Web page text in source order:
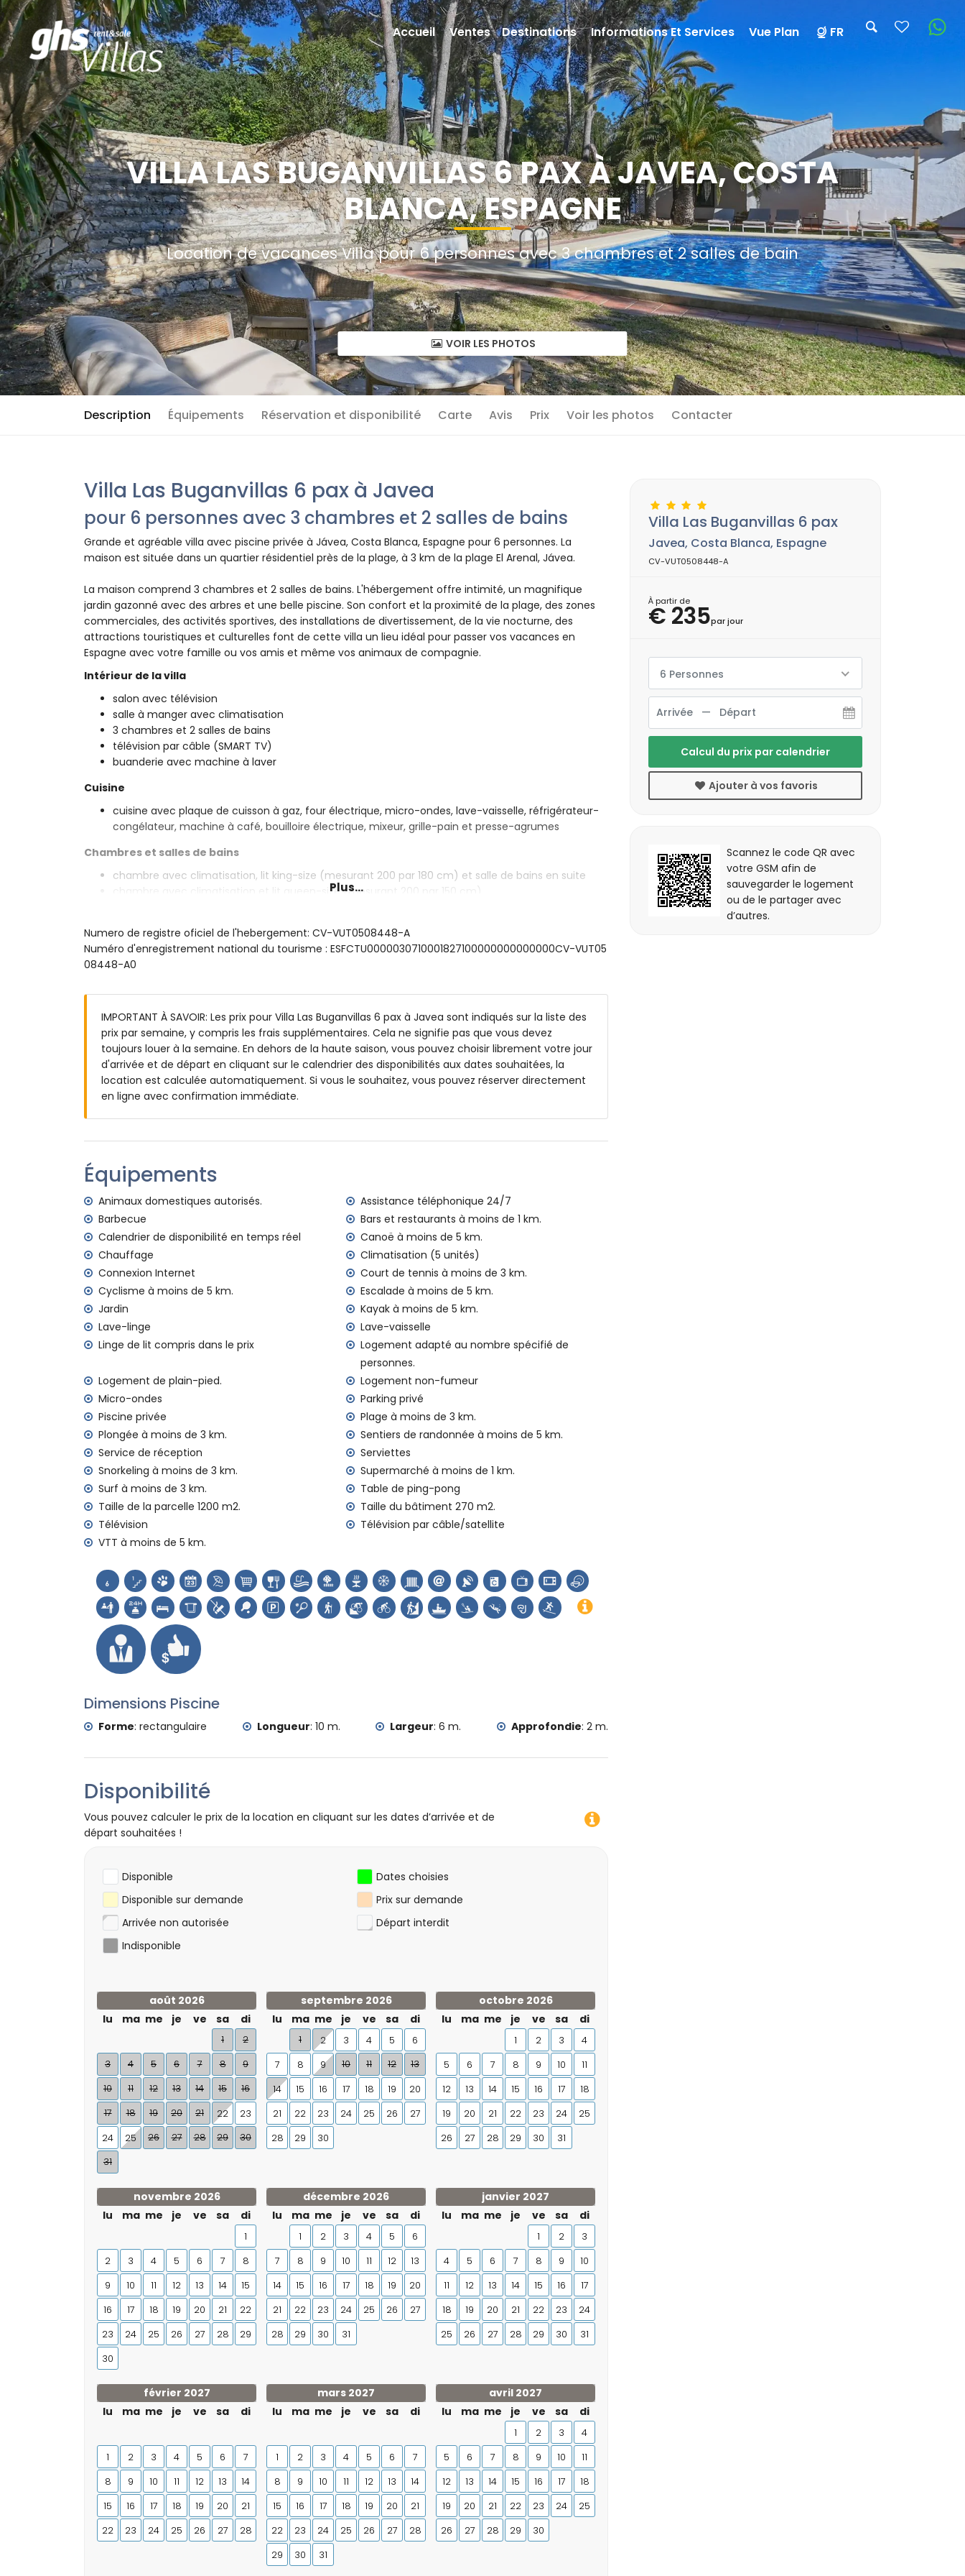
VILLA LAS BUGANVILLAS 6 PAX À JAVEA, COSTA
BLANCA, ESPAGNE
Location de vacances Villa pour 6 personnes avec 3 chambres et 2 salles de bain
VOIR LES PHOTOS
Description Équipements Réservation et disponibilité Carte Avis Prix Voir les photos Contacter
Villa Las Buganvillas 6 pax à Javea
pour 6 personnes avec 3 chambres et 2 salles de bains
Grande et agréable villa avec piscine privée à Jávea, Costa Blanca, Espagne pour 6 personnes. La
maison est située dans un quartier résidentiel près de la plage, à 3 km de la plage El Arenal, Jávea.
La maison comprend 3 chambres et 2 salles de bains. L'hébergement offre intimité, un magnifique
jardin gazonné avec des arbres et une belle piscine. Son confort et la proximité de la plage, des zones
commerciales, des activités sportives, des installations de divertissement, de la vie nocturne, des
attractions touristiques et culturelles font de cette villa un lieu idéal pour passer vos vacances en
Espagne avec votre famille ou vos amis et même vos animaux de compagnie.
Intérieur de la villa
salon avec télévision
salle à manger avec climatisation
3 chambres et 2 salles de bains
télévision par câble (SMART TV)
buanderie avec machine à laver
Cuisine
cuisine avec plaque de cuisson à gaz, four électrique, micro-ondes, lave-vaisselle, réfrigérateur-
congélateur, machine à café, bouilloire électrique, mixeur, grille-pain et presse-agrumes
Chambres et salles de bains
chambre avec climatisation, lit king-size (mesurant 200 par 180 cm) et salle de bains en suite
chambre avec climatisation et lit queen-size (mesurant 200 par 150 cm)
salle de bains avec lavabo simple, baignoire/douche et toilettes
Extérieur de la villa
magnifique jardin gazonné avec des arbres et mobilier de jardin avec transats
3 terrasses, dont 1 couverte
barbecue
espace salon extérieur et espace à manger extérieur
2 places de parking privées
plage la plus proche : El Arenal, Jávea (à moins de 3 kilomètres de la villa)
port le plus proche : Nou Fontana (à moins de 3 kilomètres de la villa)
parc le plus proche : Pinosol (à moins de 4 kilomètres de la villa)
aéroport le plus proche : Alicante (à moins de 100 kilomètres de la villa)
deuxième aéroport le plus proche : Valencia (> 100 kilomètres)
interdit de fumer
animaux acceptés
L'hébergement est très adapté pour les familles avec enfants
Équipements et services inclus dans le prix de location de la villa
internet (fibre optique)
fer et planche à repasser
linge de lit et serviettes
service de réception et service d'urgence 24h/24
table de ping-pong
chauffage par air et climatisation
Équipements et services en supplément
lit supplémentaire et lit/couchette d'enfant (sur demande)
Activités de divertissement et de loisirs pour vos vacances à Jávea, Costa Blanca
bar (à moins de 1000 mètres de la maison)
cinéma, discothèque, promenade (El Arenal et Jávea) (à moins de 5 kilomètres de la maison)
Sites et culture à Jávea, Costa Blanca
Viento, Jávea), monument (Pueblo de Jávea, Jávea), bâtiment architectural (Pueblo de Jávea,
Jávea), lieu historique (Pueblo de Jávea et Jávea) (à moins de 10 kilomètres de l'hébergement)
château (Portal de la Vila et Dénia) (à moins de 25 kilomètres de l'hébergement)
Sports
tennis, randonnée, VTT, cyclisme, escalade, canoë, kayak, plongée, snorkeling et surf (à moins de
5 kilomètres de la villa)
Plus...
Numero de registre oficiel de l'hebergement: CV-VUT0508448-A
Numéro d'enregistrement national du tourisme : ESFCTU0000030710001827100000000000000CV-VUT05
08448-A0
IMPORTANT À SAVOIR: Les prix pour Villa Las Buganvillas 6 pax à Javea sont indiqués sur la liste des
prix par semaine, y compris les frais supplémentaires. Cela ne signifie pas que vous devez
toujours louer à la semaine. En dehors de la haute saison, vous pouvez choisir librement votre jour
d'arrivée et de départ en cliquant sur le calendrier des disponibilités aux dates souhaitées, la
location est calculée automatiquement. Si vous le souhaitez, vous pouvez réserver directement
en ligne avec confirmation immédiate.
Équipements
Animaux domestiques autorisés.
Assistance téléphonique 24/7
Barbecue
Bars et restaurants à moins de 1 km.
Calendrier de disponibilité en temps réel
Canoë à moins de 5 km.
Chauffage
Climatisation (5 unités)
Connexion Internet
Court de tennis à moins de 3 km.
Cyclisme à moins de 5 km.
Escalade à moins de 5 km.
Jardin
Kayak à moins de 5 km.
Lave-linge
Lave-vaisselle
Linge de lit compris dans le prix
Logement adapté au nombre spécifié de
personnes.
Logement de plain-pied.
Logement non-fumeur
Micro-ondes
Parking privé
Piscine privée
Plage à moins de 3 km.
Plongée à moins de 3 km.
Sentiers de randonnée à moins de 5 km.
Service de réception
Serviettes
Snorkeling à moins de 3 km.
Supermarché à moins de 1 km.
Surf à moins de 3 km.
Table de ping-pong
Taille de la parcelle 1200 m2.
Taille du bâtiment 270 m2.
Télévision
Télévision par câble/satellite
VTT à moins de 5 km.
Dimensions Piscine
Forme: rectangulaire Longueur: 10 m. Largeur:6 m. Approfondie: 2 m.
Disponibilité
Vous pouvez calculer le prix de la location en cliquant sur les dates d’arrivée et de
départ souhaitées !
Disponible
Dates choisies
Disponible sur demande
Prix ​​sur demande
Arrivée non autorisée
Départ interdit
Indisponible
août 2026
lu
ma me je ve sa di
1
2
3
4 5 6 7 8
9
10
11 12 13 14 15
16
17
18 19 20 21 22
23
24
25 26 27 28 29
30
31
septembre 2026
lu
ma me je ve sa di
1 2 3 4 5
6
7
8 9 10 11 12 13
14 15 16 17 18 19
20
21
22 23 24 25 26
27
28
29 30
octobre 2026
lu
ma me je ve sa di
1 2 3
4
5
6 7 8 9 10
11
12
13 14 15 16 17
18
19
20 21 22 23 24
25
26
27 28 29 30 31
novembre 2026
lu
ma me je ve sa di
1
2
3 4 5 6 7
8
9
10 11 12 13 14
15
16
17 18 19 20 21
22
23
24 25 26 27 28
29
30
décembre 2026
lu
ma me je ve sa di
1 2 3 4 5
6
7
8 9 10 11 12
13
14
15 16 17 18 19
20
21
22 23 24 25 26
27
28
29 30 31
janvier 2027
lu
ma me je ve sa di
1 2
3
4
5 6 7 8 9
10
11
12 13 14 15 16
17
18
19 20 21 22 23
24
25
26 27 28 29 30 31
février 2027
lu
ma me je ve sa di
1 2 3 4 5 6
7
8
9 10 11 12 13
14
15
16 17 18 19 20
21
22
23 24 25 26 27 28
mars 2027
lu
ma me je ve sa di
1 2 3 4 5 6
7
8
9 10 11 12 13
14
15
16 17 18 19 20
21
22
23 24 25 26 27
28
29
30 31
avril 2027
lu
ma me je ve sa di
1 2 3
4
5
6 7 8 9 10
11
12
13 14 15 16 17
18
19
20 21 22 23 24
25
26
27 28 29 30
Villa Las Buganvillas 6 pax
Javea, Costa Blanca, Espagne
CV-VUT0508448-A
À partir de
€ 235par jour
6 Personnes
Calcul du prix par calendrier
Ajouter à vos favoris
Scannez le code QR avec
votre GSM afin de
sauvegarder le logement
ou de le partager avec
d’autres.
Accueil Ventes Destinations Informations Et Services Vue Plan FR